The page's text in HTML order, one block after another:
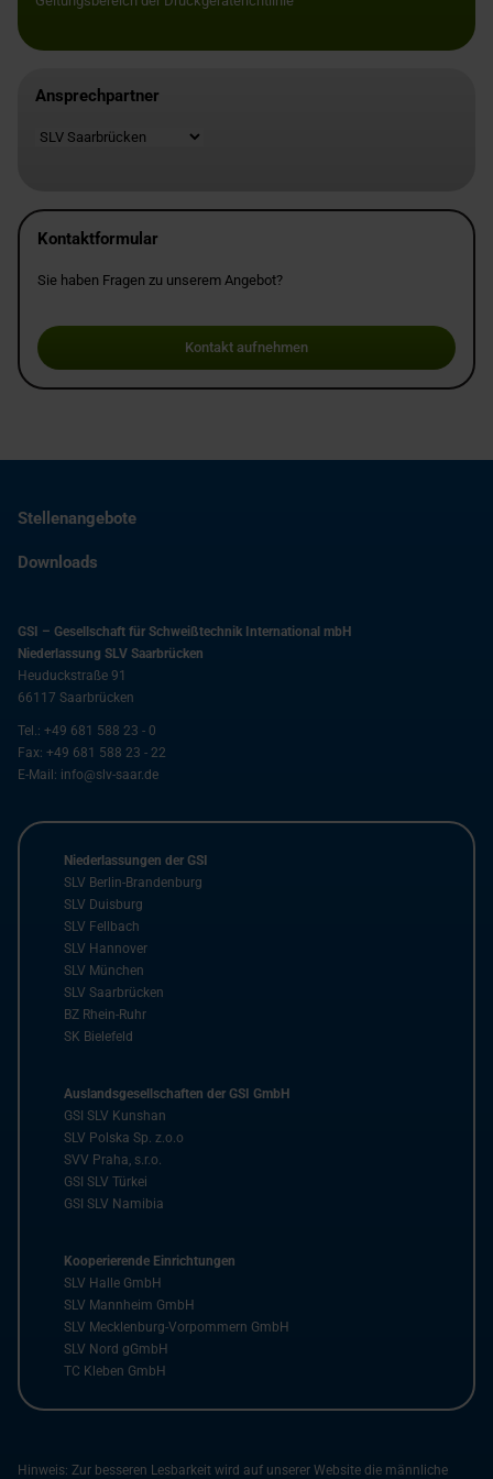
Ansprechpartner
Standort
Kontaktformular
Sie haben Fragen zu unserem Angebot?
Kontakt aufnehmen
Stellenangebote
Downloads
GSI – Gesellschaft für Schweißtechnik International mbH
Niederlassung SLV Saarbrücken
Heuduckstraße 91
66117 Saarbrücken
Tel.: +49 681 588 23 - 0
Fax: +49 681 588 23 - 22
E-Mail: info@slv-saar.de
Niederlassungen der GSI
SLV Berlin-Brandenburg
SLV Duisburg
SLV Fellbach
SLV Hannover
SLV München
SLV Saarbrücken
BZ Rhein-Ruhr
SK Bielefeld
Auslandsgesellschaften der GSI GmbH
GSI SLV Kunshan
SLV Polska Sp. z.o.o
SVV Praha, s.r.o.
GSI SLV Türkei
GSI SLV Namibia
Kooperierende Einrichtungen
SLV Halle GmbH
SLV Mannheim GmbH
SLV Mecklenburg-Vorpommern GmbH
SLV Nord gGmbH
TC Kleben GmbH
Hinweis: Zur besseren Lesbarkeit wird auf unserer Website die männliche